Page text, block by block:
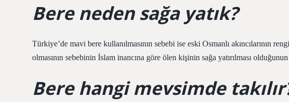
Bere neden sağa yatık?
Türkiye’de mavi bere kullanılmasının sebebi ise eski Osmanlı akıncılarının
olmasının sebebinin İslam inancına göre ölen kişinin sağa yatırılması
Bere hangi mevsimde